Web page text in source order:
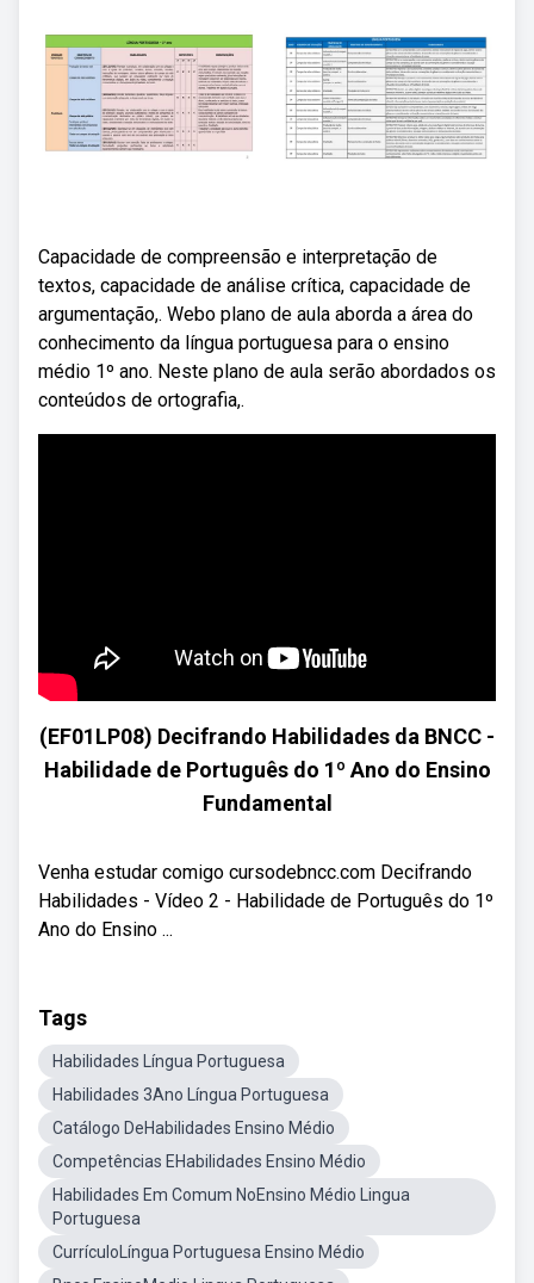
Capacidade de compreensão e interpretação de
textos, capacidade de análise crítica, capacidade de
argumentação,. Webo plano de aula aborda a área do
conhecimento da língua portuguesa para o ensino
médio 1º ano. Neste plano de aula serão abordados os
conteúdos de ortografia,.
(EF01LP08) Decifrando Habilidades da BNCC -
Habilidade de Português do 1º Ano do Ensino
Fundamental
Venha estudar comigo cursodebncc.com Decifrando
Habilidades - Vídeo 2 - Habilidade de Português do 1º
Ano do Ensino ...
Tags
Habilidades Língua Portuguesa
Habilidades 3Ano Língua Portuguesa
Catálogo DeHabilidades Ensino Médio
Competências EHabilidades Ensino Médio
Habilidades Em Comum NoEnsino Médio Lingua
Portuguesa
CurrículoLíngua Portuguesa Ensino Médio